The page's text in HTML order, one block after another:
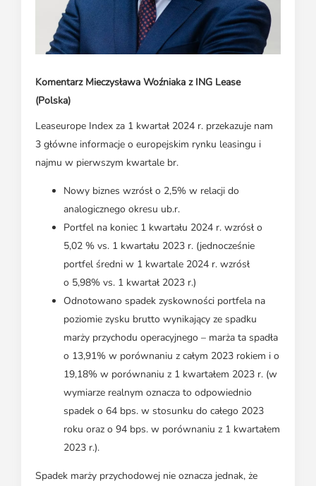
Komentarz Mieczysława Woźniaka z ING Lease
(Polska)
Leaseurope Index za 1 kwartał 2024 r. przekazuje nam
3 główne informacje o europejskim rynku leasingu i
najmu w pierwszym kwartale br.
Nowy biznes wzrósł o 2,5% w relacji do
analogicznego okresu ub.r.
Portfel na koniec 1 kwartału 2024 r. wzrósł o
5,02 % vs. 1 kwartału 2023 r. (jednocześnie
portfel średni w 1 kwartale 2024 r. wzrósł
o 5,98% vs. 1 kwartał 2023 r.)
Odnotowano spadek zyskowności portfela na
poziomie zysku brutto wynikający ze spadku
marży przychodu operacyjnego – marża ta spadła
o 13,91% w porównaniu z całym 2023 rokiem i o
19,18% w porównaniu z 1 kwartałem 2023 r. (w
wymiarze realnym oznacza to odpowiednio
spadek o 64 bps. w stosunku do całego 2023
roku oraz o 94 bps. w porównaniu z 1 kwartałem
2023 r.).
Spadek marży przychodowej nie oznacza jednak, że